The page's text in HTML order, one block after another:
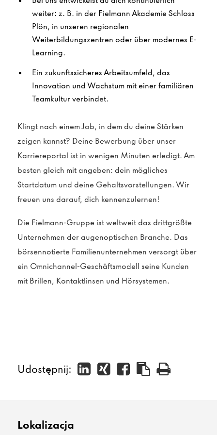
weiter: z. B. in der Fielmann Akademie Schloss
Plön, in unseren regionalen
Weiterbildungszentren oder über modernes E-
Learning.
Ein zukunftssicheres Arbeitsumfeld, das
Innovation und Wachstum mit einer familiären
Teamkultur verbindet.
Klingt nach einem Job, in dem du deine Stärken
zeigen kannst? Deine Bewerbung über unser
Karriereportal ist in wenigen Minuten erledigt. Am
besten gleich mit angeben: dein mögliches
Startdatum und deine Gehaltsvorstellungen. Wir
freuen uns darauf, dich kennenzulernen!
Die Fielmann-Gruppe ist weltweit das drittgrößte
Unternehmen der augenoptischen Branche. Das
börsennotierte Familienunternehmen versorgt über
ein Omnichannel-Geschäftsmodell seine Kunden
mit Brillen, Kontaktlinsen und Hörsystemen.
Udostępnij:
Lokalizacja